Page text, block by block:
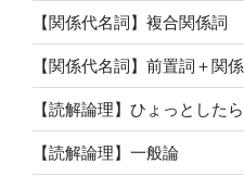
【関係代名詞】複合関係詞
【関係代名詞】前置詞＋関
【読解論理】ひょっとしたら
【読解論理】一般論